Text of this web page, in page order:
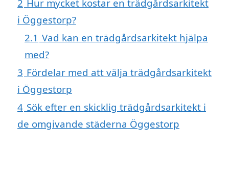
2 Hur mycket kostar en trädgårdsarkitekt
i Öggestorp?
2.1 Vad kan en trädgårdsarkitekt hjälpa
med?
3 Fördelar med att välja trädgårdsarkitekt
i Öggestorp
4 Sök efter en skicklig trädgårdsarkitekt i
de omgivande städerna Öggestorp